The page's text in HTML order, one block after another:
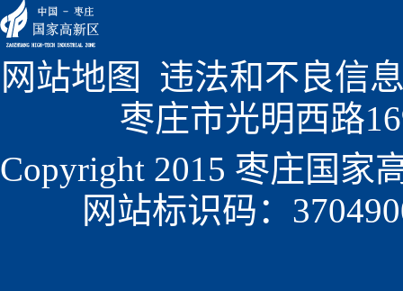
网站地图
违法和不良信
枣庄市光明西路
Copyright 2015 枣庄国家
网站标识码：